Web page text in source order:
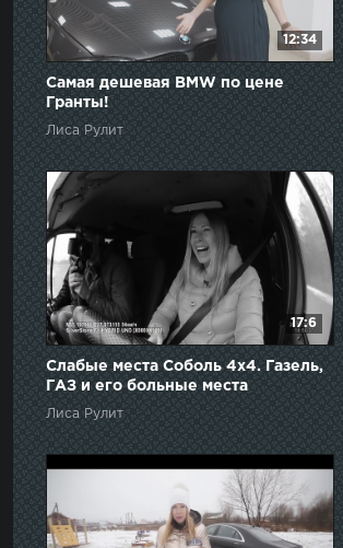
12:34
Самая дешевая BMW по цене
Гранты!
Лиса Рулит
17:6
Слабые места Соболь 4х4. Газель,
ГАЗ и его больные места
Лиса Рулит